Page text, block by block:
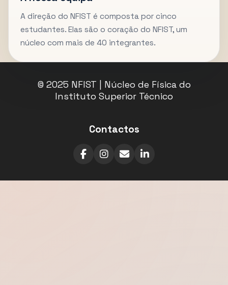
A direção do NFIST é composta por cinco
estudantes. Elas são o coração do NFIST, um
núcleo com mais de 40 integrantes.
© 2025 NFIST | Núcleo de Física do
Instituto Superior Técnico
Contactos